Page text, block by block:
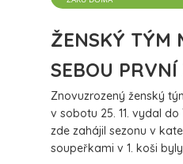
ŽENSKÝ TÝM
SEBOU
Znovuzrozený ženský
v sobotu 25. 11. vydal
zde zahájil sezonu v
soupeřkami v 1. koši